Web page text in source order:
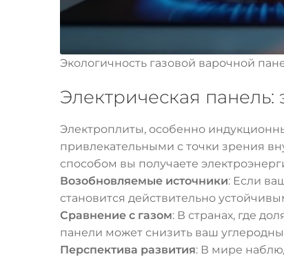
Экологичность газовой варочной
Электрическая панель:
Электроплиты, особенно
привлекательными с точки зрения
способом вы получаете
Возобновляемые источники: Если
становится действительно
Сравнение с газом: В странах, где
панели может снизить ваш
Перспектива развития: В мире